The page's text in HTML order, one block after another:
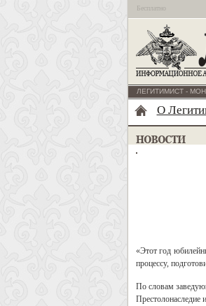
Бесплатно
ЛЕГИТИМИСТ -
О
«Этот год
процессу,
По словам